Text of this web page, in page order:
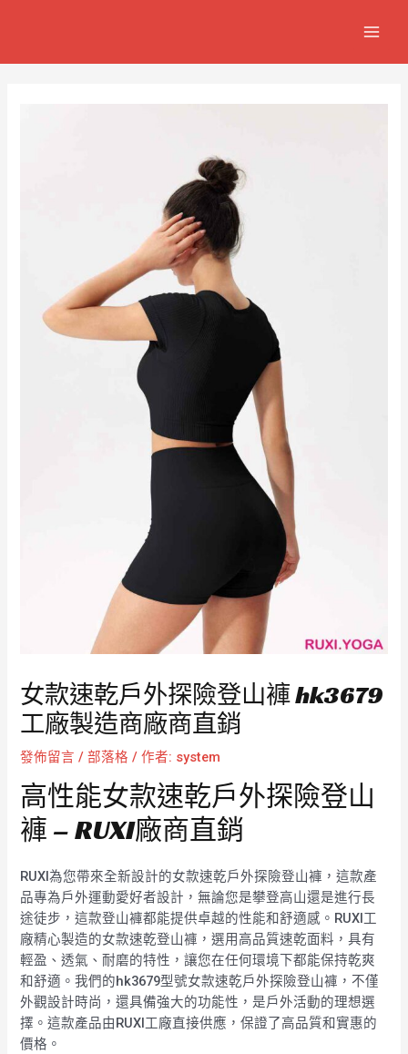
女款速乾戶外探險登山褲 hk3679
工廠製造商廠商直銷
發佈留言 /部落格 / 作者: system
高性能女款速乾戶外探險登山
褲 – RUXI廠商直銷
RUXI為您帶來全新設計的女款速乾戶外探險登山褲，這款產
品專為戶外運動愛好者設計，無論您是攀登高山還是進行長
途徒步，這款登山褲都能提供卓越的性能和舒適感。RUXI工
廠精心製造的女款速乾登山褲，選用高品質速乾面料，具有
輕盈、透氣、耐磨的特性，讓您在任何環境下都能保持乾爽
和舒適。我們的hk3679型號女款速乾戶外探險登山褲，不僅
外觀設計時尚，還具備強大的功能性，是戶外活動的理想選
擇。這款產品由RUXI工廠直接供應，保證了高品質和實惠的
價格。